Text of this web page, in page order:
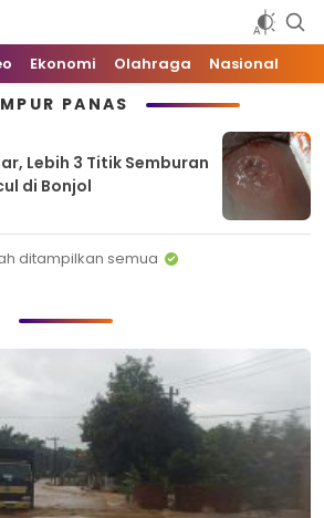
Ekonomi Olahraga Nasional
PANAS
Lebih 3 Titik Semburan
di Bonjol
ditampilkan semua